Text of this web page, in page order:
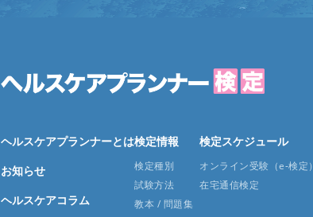
ヘルスケアプランナーとは
お知らせ
ヘルスケアコラム
検定情報
検定種別
試験方法
教本 / 問題集
検定スケジュール
オンライン受験（e-検定）
在宅通信検定